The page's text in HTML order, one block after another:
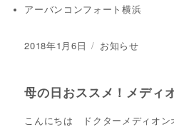
アーバンコンフォート横浜
投
2018年1月6日
カ
リ
お知らせ
母の日おススメ！メディ
こんにちは ドクターメディオン